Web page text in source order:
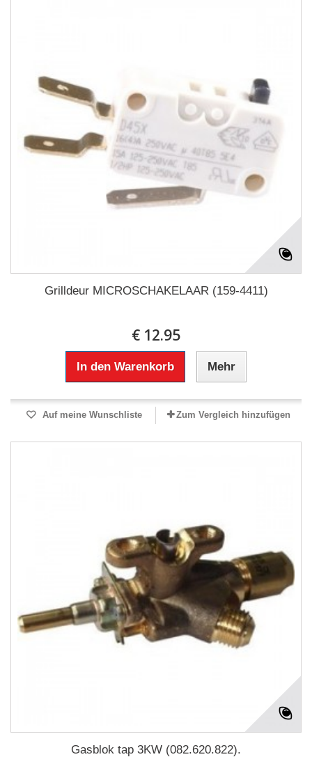
Grilldeur MICROSCHAKELAAR (159-4411)
€ 12.95
In den Warenkorb Mehr
Auf meine Wunschliste Zum Vergleich hinzufügen
Gasblok tap 3KW (082.620.822).